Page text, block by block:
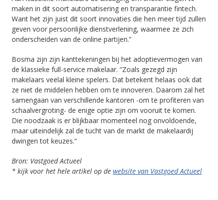
maken in dit soort automatisering en transparantie fintech.
Want het zijn juist dit soort innovaties die hen meer tijd zullen
geven voor persoonlijke dienstverlening, waarmee ze zich
onderscheiden van de online partijen.”
Bosma zijn zijn kanttekeningen bij het adoptievermogen van
de klassieke full-service makelaar. “Zoals gezegd zijn
makelaars veelal kleine spelers. Dat betekent helaas ook dat
ze niet de middelen hebben om te innoveren. Daarom zal het
samengaan van verschillende kantoren -om te profiteren van
schaalvergroting- de enige optie zijn om vooruit te komen.
Die noodzaak is er blijkbaar momenteel nog onvoldoende,
maar uiteindelijk zal de tucht van de markt de makelaardij
dwingen tot keuzes.”
Bron: Vastgoed Actueel
* kijk voor het hele artikel op de website van Vastgoed Actueel